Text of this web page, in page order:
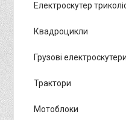
Електроскутер
Квадроцикли
Грузові електроскутери
Трактори
Мотоблоки